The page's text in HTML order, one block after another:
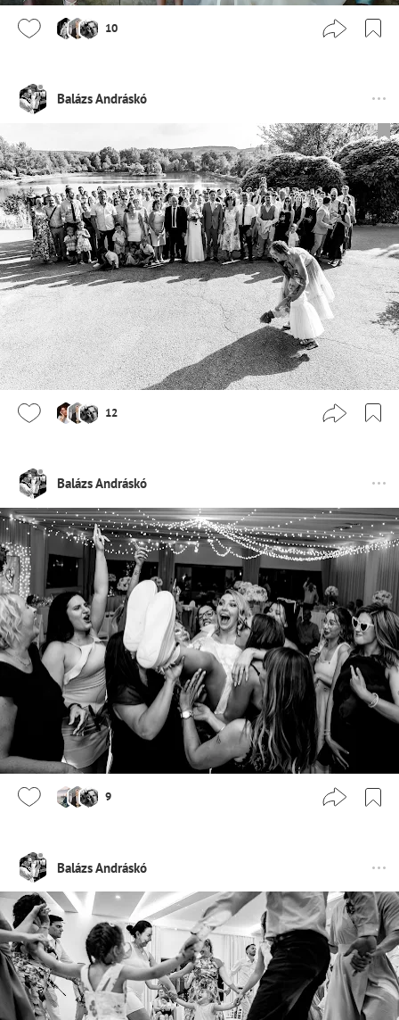
10
Balázs Andráskó
12
Balázs Andráskó
9
Balázs Andráskó